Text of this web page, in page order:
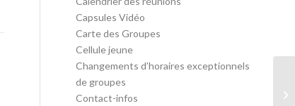
Capsules Vidéo
Carte des Groupes
Cellule jeune
Changements d’horaires exceptionnels
de groupes
Contact-infos